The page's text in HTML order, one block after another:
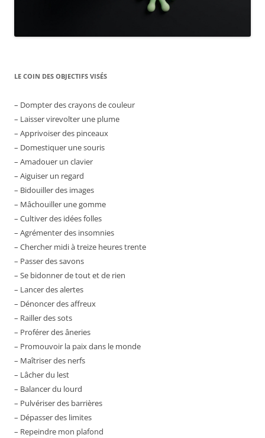
LE COIN DES OBJECTIFS VISÉS
– Dompter des crayons de couleur
– Laisser virevolter une plume
– Apprivoiser des pinceaux
– Domestiquer une souris
– Amadouer un clavier
– Aiguiser un regard
– Bidouiller des images
– Mâchouiller une gomme
– Cultiver des idées folles
– Agrémenter des insomnies
– Chercher midi à treize heures trente
– Passer des savons
– Se bidonner de tout et de rien
– Lancer des alertes
– Dénoncer des affreux
– Railler des sots
– Proférer des âneries
– Promouvoir la paix dans le monde
– Maîtriser des nerfs
– Lâcher du lest
– Balancer du lourd
– Pulvériser des barrières
– Dépasser des limites
– Repeindre mon plafond